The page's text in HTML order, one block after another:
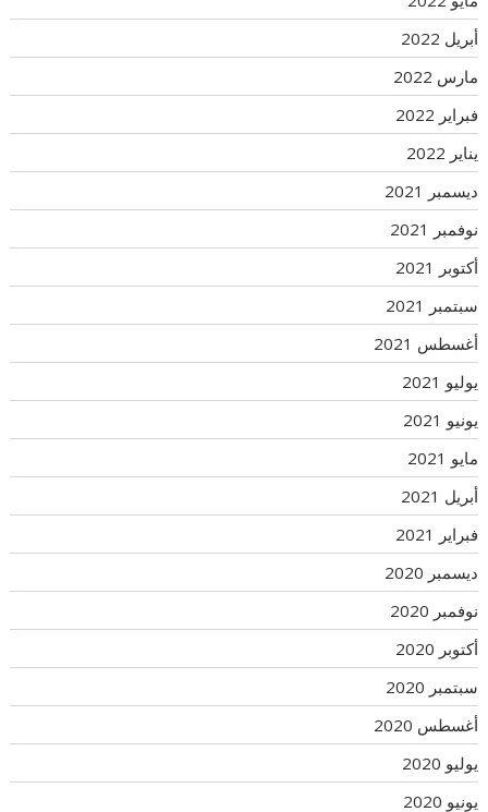
أبريل 2022
مارس 2022
فبراير 2022
يناير 2022
ديسمبر 2021
نوفمبر 2021
أكتوبر 2021
سبتمبر 2021
أغسطس 2021
يوليو 2021
يونيو 2021
مايو 2021
أبريل 2021
فبراير 2021
ديسمبر 2020
نوفمبر 2020
أكتوبر 2020
سبتمبر 2020
أغسطس 2020
يوليو 2020
يونيو 2020